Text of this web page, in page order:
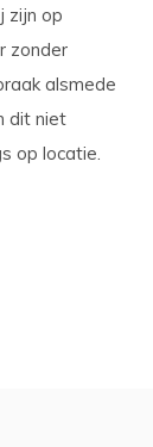
zijn op
zonder
alsmede
dit niet
op locatie.